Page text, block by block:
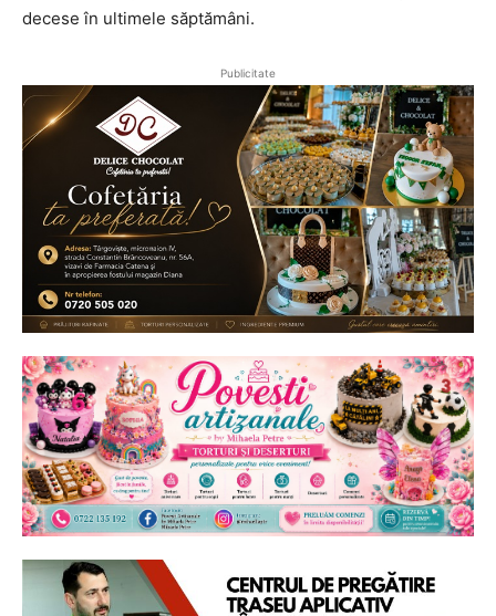
decese în ultimele săptămâni.
Publicitate